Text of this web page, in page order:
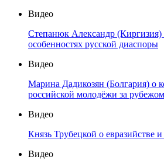
Видео
Степанюк Александр (Киргизия)
особенностях русской диаспоры
Видео
Марина Дадикозян (Болгария) о
российской молодёжи за рубежом
Видео
Князь Трубецкой о евразийстве
Видео